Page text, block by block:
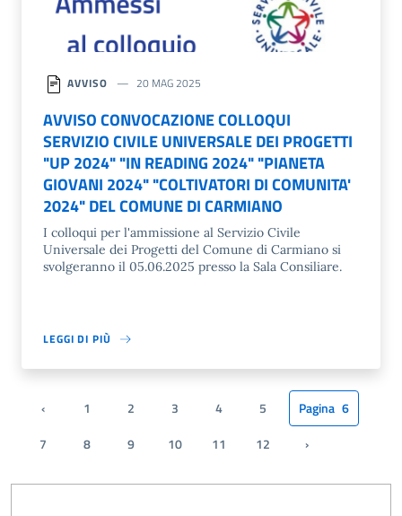
AVVISO 20 MAG 2025
AVVISO CONVOCAZIONE COLLOQUI
SERVIZIO CIVILE UNIVERSALE DEI PROGETTI
"UP 2024" "IN READING 2024" "PIANETA
GIOVANI 2024" "COLTIVATORI DI COMUNITA'
2024" DEL COMUNE DI CARMIANO
I colloqui per l'ammissione al Servizio Civile
Universale dei Progetti del Comune di Carmiano si
svolgeranno il 05.06.2025 presso la Sala Consiliare.
LEGGI DI PIÙ
‹Pagina precedente
1 2 3 4 5 Pagina 6
7
8 9 10 11 12 Pagina successiva
›